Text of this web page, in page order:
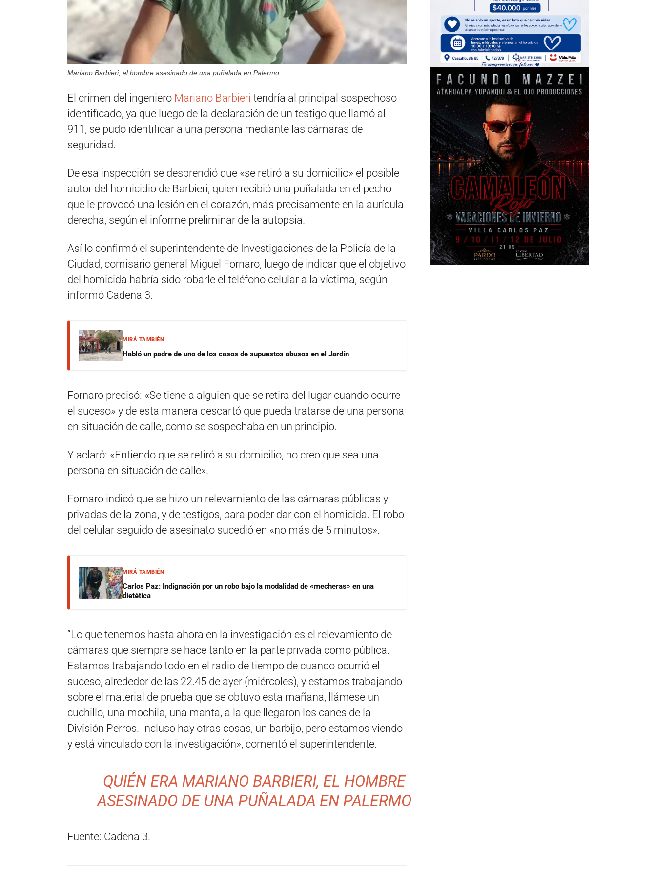
Mariano Barbieri, el hombre asesinado de una puñalada en Palermo.
El crimen del ingeniero Mariano Barbieri tendría al principal sospechoso
identificado, ya que luego de la declaración de un testigo que llamó al
911, se pudo identificar a una persona mediante las cámaras de
seguridad.
De esa inspección se desprendió que «se retiró a su domicilio» el posible
autor del homicidio de Barbieri, quien recibió una puñalada en el pecho
que le provocó una lesión en el corazón, más precisamente en la aurícula
derecha, según el informe preliminar de la autopsia.
Así lo confirmó el superintendente de Investigaciones de la Policía de la
Ciudad, comisario general Miguel Fornaro, luego de indicar que el objetivo
del homicida habría sido robarle el teléfono celular a la víctima, según
informó Cadena 3.
MIRÁ TAMBIÉN
Habló un padre de uno de los casos de supuestos abusos en el Jardín
Fornaro precisó: «Se tiene a alguien que se retira del lugar cuando ocurre
el suceso» y de esta manera descartó que pueda tratarse de una persona
en situación de calle, como se sospechaba en un principio.
Y aclaró: «Entiendo que se retiró a su domicilio, no creo que sea una
persona en situación de calle».
Fornaro indicó que se hizo un relevamiento de las cámaras públicas y
privadas de la zona, y de testigos, para poder dar con el homicida. El robo
del celular seguido de asesinato sucedió en «no más de 5 minutos».
MIRÁ TAMBIÉN
Carlos Paz: Indignación por un robo bajo la modalidad de «mecheras» en una
dietética
“Lo que tenemos hasta ahora en la investigación es el relevamiento de
cámaras que siempre se hace tanto en la parte privada como pública.
Estamos trabajando todo en el radio de tiempo de cuando ocurrió el
suceso, alrededor de las 22.45 de ayer (miércoles), y estamos trabajando
sobre el material de prueba que se obtuvo esta mañana, llámese un
cuchillo, una mochila, una manta, a la que llegaron los canes de la
División Perros. Incluso hay otras cosas, un barbijo, pero estamos viendo
y está vinculado con la investigación», comentó el superintendente.
QUIÉN ERA MARIANO BARBIERI, EL HOMBRE
ASESINADO DE UNA PUÑALADA EN PALERMO
Fuente: Cadena 3.